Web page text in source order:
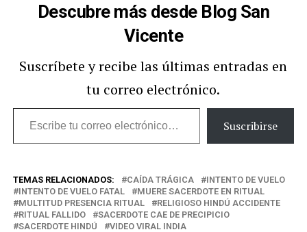
Descubre más desde Blog San
Vicente
Suscríbete y recibe las últimas entradas en
tu correo electrónico.
Escribe
tu
electrónico…
Suscribirse
TEMAS RELACIONADOS: CAÍDA TRÁGICA
INTENTO DE VUELO
INTENTO DE VUELO FATAL
MUERE SACERDOTE EN RITUAL
MULTITUD PRESENCIA RITUAL
RELIGIOSO HINDÚ ACCIDENTE
RITUAL FALLIDO
SACERDOTE CAE DE PRECIPICIO
SACERDOTE HINDÚ
VIDEO VIRAL INDIA